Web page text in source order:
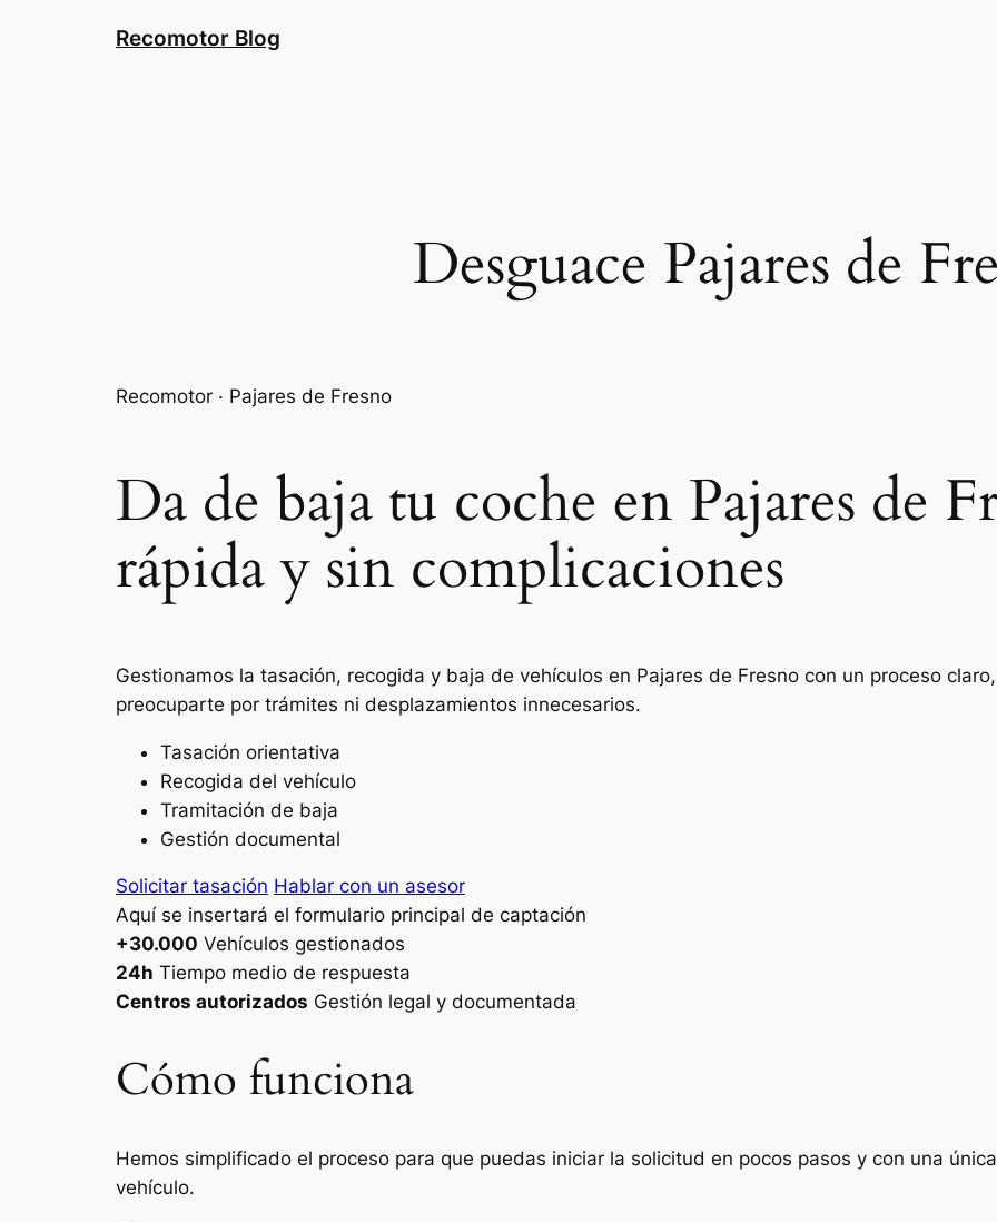
Recomotor Blog
Desguace Pajares de
Recomotor · Pajares de Fresno
Da de baja tu coche en Pajares de
rápida y sin complicaciones
Gestionamos la tasación, recogida y baja de vehículos en Pajares de Fresno con un proceso
preocuparte por trámites ni desplazamientos innecesarios.
Tasación orientativa
Recogida del vehículo
Tramitación de baja
Gestión documental
Solicitar tasación Hablar con un asesor
Aquí se insertará el formulario principal de captación
+30.000 Vehículos gestionados
24h Tiempo medio de respuesta
Centros autorizados Gestión legal y documentada
Cómo funciona
Hemos simplificado el proceso para que puedas iniciar la solicitud en pocos pasos y con una
vehículo.